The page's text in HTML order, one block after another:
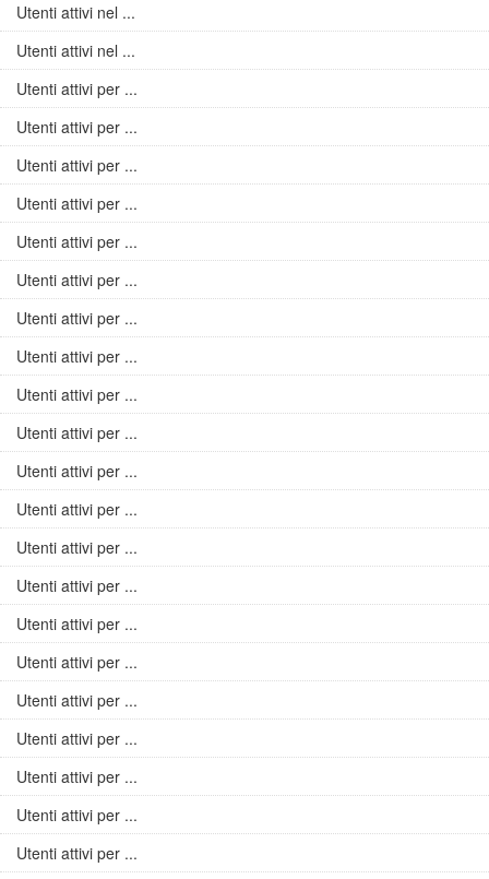
Utenti attivi nel ...
Utenti attivi nel ...
Utenti attivi per ...
Utenti attivi per ...
Utenti attivi per ...
Utenti attivi per ...
Utenti attivi per ...
Utenti attivi per ...
Utenti attivi per ...
Utenti attivi per ...
Utenti attivi per ...
Utenti attivi per ...
Utenti attivi per ...
Utenti attivi per ...
Utenti attivi per ...
Utenti attivi per ...
Utenti attivi per ...
Utenti attivi per ...
Utenti attivi per ...
Utenti attivi per ...
Utenti attivi per ...
Utenti attivi per ...
Utenti attivi per ...